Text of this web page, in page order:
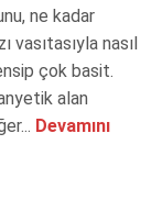
ne kadar
vasıtasıyla nasıl
çok basit.
alan
Devamını